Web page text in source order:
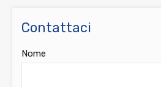
Contattaci
Nome